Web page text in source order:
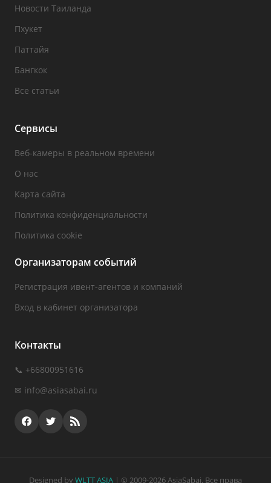
Новости Таиланда
Пхукет
Паттайя
Бангкок
Все статьи
Сервисы
Веб-камеры в реальном времени
О нас
Карта сайта
Политика конфиденциальности
Политика cookie
Организаторам событий
Регистрация ивент-агентов и компаний
Вход в кабинет организатора
Контакты
📞 +66800951616
✉ info@asiasabai.ru
Designed by WLTT ASIA | © 2009-2026 AsiaSabai. Все права